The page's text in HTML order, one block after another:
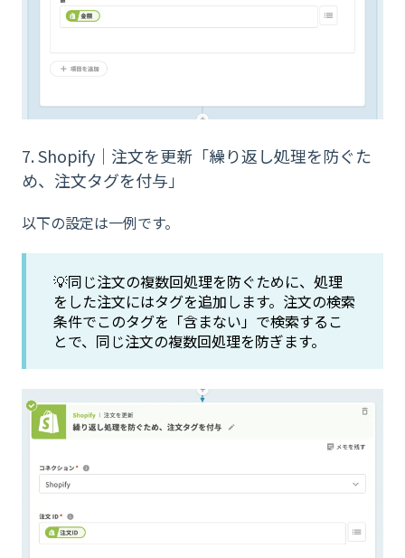
7. Shopify｜注文を更新「繰り返し処理を防ぐた
め、注文タグを付与」
以下の設定は一例です。
💡同じ注文の複数回処理を防ぐために、処理
をした注文にはタグを追加します。注文の検索
条件でこのタグを「含まない」で検索するこ
とで、同じ注文の複数回処理を防ぎます。